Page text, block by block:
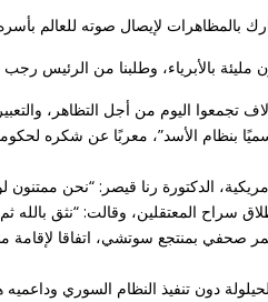
بالمظاهرات لإيصال صوته للعالم
بالأبرياء، وطلبنا من الرئيس
تجمعوا اليوم من أجل التظاهر،
بنظام الأسد”، معربًا عن شكره لحكومة
الدكتورة رنا قيصر: “نحن ممتنون
سراح المعتقلين، وقالت: “نثق بالله
صحفي بمنتجع سوتشي، اتفاقا